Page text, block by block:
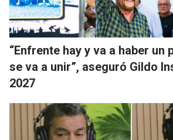
“Enfrente hay y va a haber un
se va a unir”, aseguró Gildo
2027